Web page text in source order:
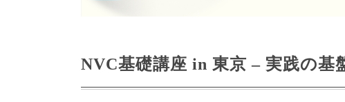
NVC基礎講座 in 東京 – 実践の基